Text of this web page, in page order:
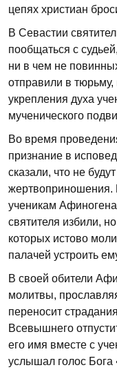
цепях христиан
В Севастии
пообщаться с
ни в чем не
отправили в тюрьму,
укрепления духа
мученического
Во время
признание в
сказали, что не
жертвоприношения.
ученикам
святителя избили,
которых истово
палачей устроить
В своей обители
молитвы,
переносит
Всевышнего
его имя вместе с
услышал голос